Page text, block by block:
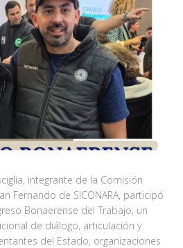
integrante de la Comisión
Fernando de SICONARA, participó
Bonaerense del Trabajo, un
de diálogo, articulación y
del Estado, organizaciones